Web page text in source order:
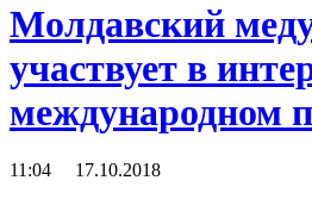
Молдавский
участвует в
международном
11:04 17.10.2018